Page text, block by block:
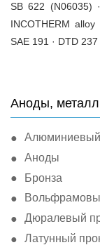
Аноды, металл
Алюминиевый
Аноды
Бронза
Дюралевый
Латунный
SB 622 (N06035)
INCOTHERM
SAE 191 · DTD